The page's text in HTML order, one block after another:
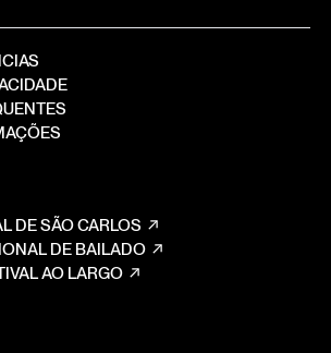
DE SÃO CARLOS
DE BAILADO
AO LARGO